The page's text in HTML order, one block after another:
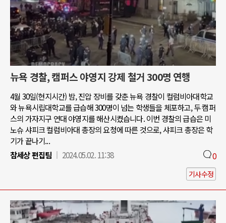
뉴욕 경찰, 캠퍼스 야영지 강제 철거 300명 연행
4월 30일(현지시간) 밤, 진압 장비를 갖춘 뉴욕 경찰이 컬럼비아대학교
와 뉴욕시립대학교를 급습해 300명이 넘는 학생들을 체포하고, 두 캠퍼
스의 가자지구 연대 야영지를 해산시켰습니다. 이번 경찰의 급습은 미
노슈 샤피크 컬럼비아대 총장의 요청에 따른 것으로, 샤피크 총장은 학
기가 끝나기...
참세상 편집팀
2024.05.02. 11:38 0
기사수정